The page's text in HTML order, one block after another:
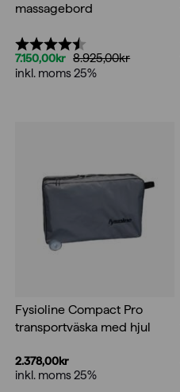
massagebord
Betyg:
8.925,00kr
Det
7.150,00kr
Det
inkl. moms 25%
Fysioline Compact Pro
transportväska med hjul
2.378,00kr
inkl. moms 25%